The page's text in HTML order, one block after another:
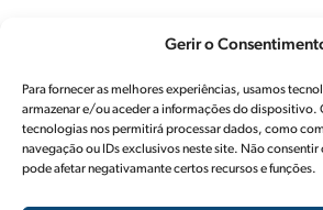
Gerir o
Para fornecer as melhores experiências, usamos
armazenar e/ou aceder a informações do dispositivo.
tecnologias nos permitirá processar dados, como
navegação ou IDs exclusivos neste site. Não
pode afetar negativamante certos recursos e funções.
Shell Helix Extra
Professional AF
5W-30